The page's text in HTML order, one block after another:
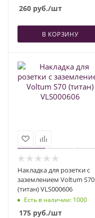
260 руб./шт
В КОРЗИНУ
Накладка для розетки с
заземлением Voltum S70
(титан) VLS000606
Есть в наличии: 1000
175 руб./шт